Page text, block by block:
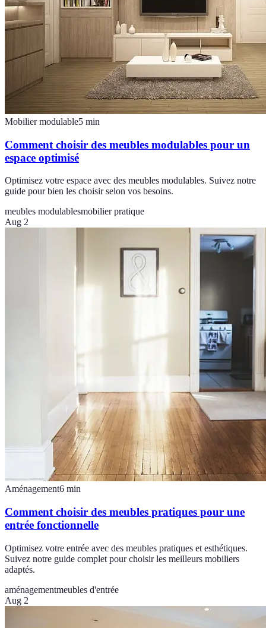
Mobilier modulable5 min
Comment choisir des meubles modulables pour un
espace optimisé
Optimisez votre espace avec des meubles modulables. Suivez notre
guide pour bien les choisir selon vos besoins.
meubles modulablesmobilier pratique
Aug 2
Aménagement6 min
Comment choisir des meubles pratiques pour une
entrée fonctionnelle
Optimisez votre entrée avec des meubles pratiques et esthétiques.
Suivez notre guide complet pour choisir les meilleurs mobiliers
adaptés.
aménagementmeubles d'entrée
Aug 2